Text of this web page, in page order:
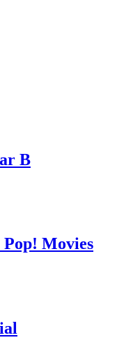
B
Movies